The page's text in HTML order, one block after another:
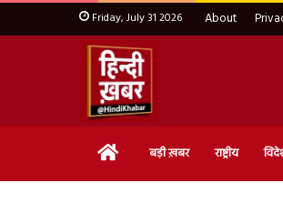
Friday, July 31 2026 About
Home बड़ी ख़बर राष्ट्रीय